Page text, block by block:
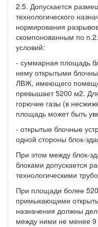
2.5. Допускается
технологического
нормирования
скомпонованным по
условий:
- суммарная площадь
нему открытыми
ЛВЖ, имеющего
превышает 5200 м2.
горючие газы (в
площадь может быть
- открытые блочные
одной стороны блок-
При этом между блок-
блоками допускается
технологическими
При площади более
примыкающими
назначения должны
между ними не менее